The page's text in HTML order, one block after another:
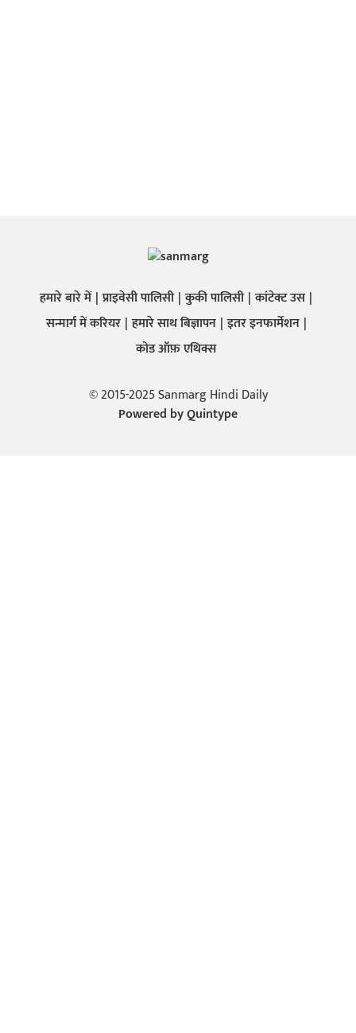
हमारे बारे में प्राइवेसी पालिसी कुकी पालिसी कांटेक्ट उस
सन्मार्ग में करियर हमारे साथ बिज्ञापन इतर इनफार्मेशन
कोड ऑफ़ एथिक्स
© 2015-2025 Sanmarg Hindi Daily
Powered byQuintype